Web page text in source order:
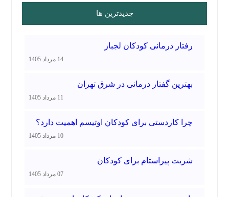
جدیدترین ها
رفتار درمانی کودکان لجباز
14 مرداد 1405
بهترین گفتار درمانی در شرق تهران
11 مرداد 1405
چرا کاردستی برای کودکان اوتیسم اهمیت دارد؟
10 مرداد 1405
شربت پیراستام برای کودکان
07 مرداد 1405